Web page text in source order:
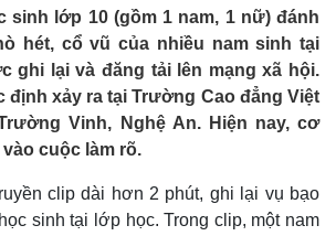
Việc làm
Biển đảo
sinh lớp 10 (gồm 1 nam, 1 nữ) đánh
hét, cổ vũ của nhiều nam sinh tại
ghi lại và đăng tải lên mạng xã hội.
định xảy ra tại Trường Cao đẳng Việt
Vinh, Nghệ An. Hiện nay, cơ
cuộc làm rõ.
clip dài hơn 2 phút, ghi lại vụ bạo
sinh tại lớp học. Trong clip, một nam